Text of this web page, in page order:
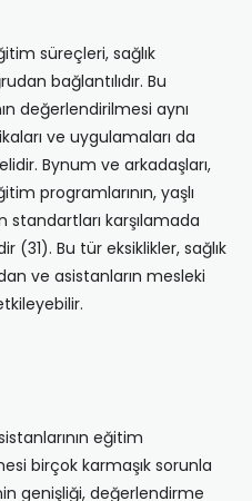
süreçleri, sağlık
bağlantılıdır. Bu
değerlendirilmesi aynı
ve uygulamaları da
Bynum ve arkadaşları,
programlarının, yaşlı
standartları karşılamada
(31). Bu tür eksiklikler, sağlık
ve asistanların mesleki
eğitim
birçok karmaşık sorunla
genişliği, değerlendirme